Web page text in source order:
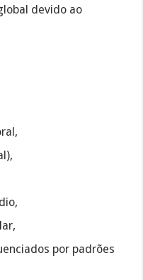
devido ao
por padrões